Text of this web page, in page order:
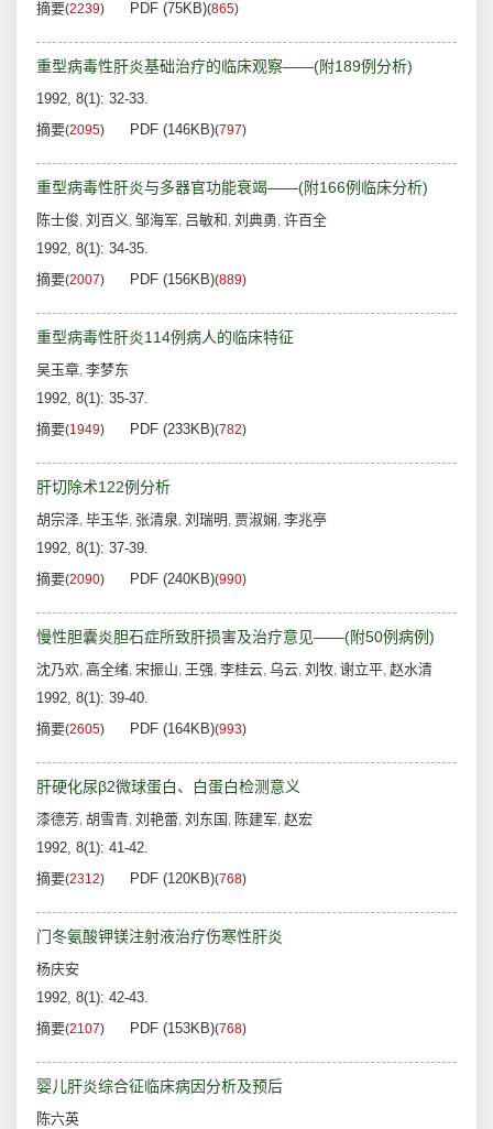
摘要(2239) PDF (75KB)(865)
重型病毒性肝炎基础治疗的临床观察——(附189例分析)
1992, 8(1): 32-33.
摘要(2095) PDF (146KB)(797)
重型病毒性肝炎与多器官功能衰竭——(附166例临床分析)
陈士俊, 刘百义, 邹海军, 吕敏和 , 刘典勇, 许百全
1992, 8(1): 34-35.
摘要(2007) PDF (156KB)(889)
重型病毒性肝炎114例病人的临床特征
吴玉章, 李梦东
1992, 8(1): 35-37.
摘要(1949) PDF (233KB)(782)
肝切除术122例分析
胡宗泽, 毕玉华, 张清泉, 刘瑞明 , 贾淑娴 , 李兆亭
1992, 8(1): 37-39.
摘要(2090) PDF (240KB)(990)
慢性胆囊炎胆石症所致肝损害及治疗意见——(附50例病例)
沈乃欢, 高全绪, 宋振山, 王强, 李桂云, 乌云, 刘牧, 谢立平, 赵水清
1992, 8(1): 39-40.
摘要(2605) PDF (164KB)(993)
肝硬化尿β2微球蛋白、白蛋白检测意义
漆德芳, 胡雪青, 刘艳蕾, 刘东国 , 陈建军, 赵宏
1992, 8(1): 41-42.
摘要(2312) PDF (120KB)(768)
门冬氨酸钾镁注射液治疗伤寒性肝炎
杨庆安
1992, 8(1): 42-43.
摘要(2107) PDF (153KB)(768)
婴儿肝炎综合征临床病因分析及预后
陈六英